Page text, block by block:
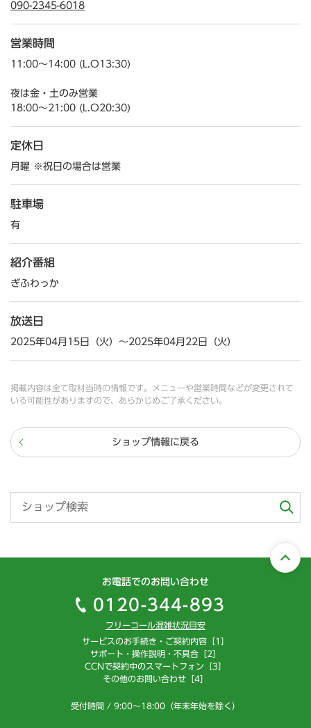
090-2345-6018
営業時間
11:00～14:00 (L.O13:30)
夜は金・土のみ営業
18:00～21:00 (L.O20:30)
定休日
月曜 ※祝日の場合は営業
駐車場
有
紹介番組
ぎふわっか
放送日
2025年04月15日（火）～2025年04月22日（火）
掲載内容は全て取材当時の情報です。メニューや営業時間などが変更されて
いる可能性がありますので、あらかじめご了承ください。
ショップ情報に戻る
お電話でのお問い合わせ
0120-344-893
フリーコール混雑状況目安
サービスのお手続き・ご契約内容［1］
サポート・操作説明・不具合［2］
CCNで契約中のスマートフォン［3］
その他のお問い合わせ［4］
受付時間 / 9:00～18:00（年末年始を除く）